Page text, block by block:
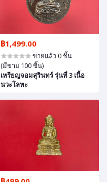
฿1,499.00
ขายแล้ว 0 ชิ้น
(มีขาย 100 ชิ้น)
เหรียญจอมสุรินทร์ รุ่นที่ 3 เนื้อ
นวะโลหะ